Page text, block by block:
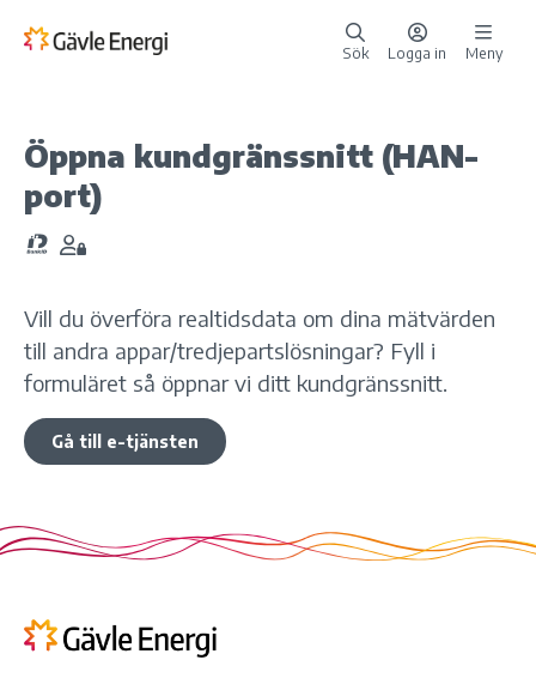
Sök Logga in Meny
Öppna kundgränssnitt (HAN-
port)
E-tjänsten kräver Kräver inlogg
Vill du överföra realtidsdata om dina mätvärden
till andra appar/tredjepartslösningar? Fyll i
formuläret så öppnar vi ditt kundgränssnitt.
Gå till e-tjänsten